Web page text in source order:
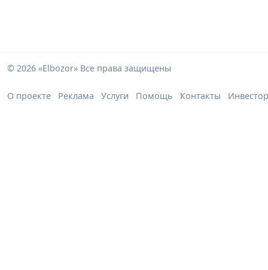
© 2026 «Elbozor» Все права защищены
О проекте Реклама Услуги Помощь Контакты